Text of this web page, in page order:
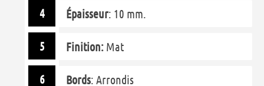
Épaisseur: 10 mm.
Finition: Mat
Bords: Arrondis